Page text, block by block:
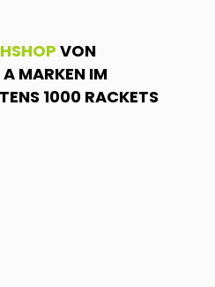
VON
MARKEN IM
1000 RACKETS